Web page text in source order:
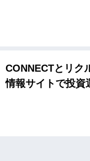
CONNECTとリク
情報サイトで投資